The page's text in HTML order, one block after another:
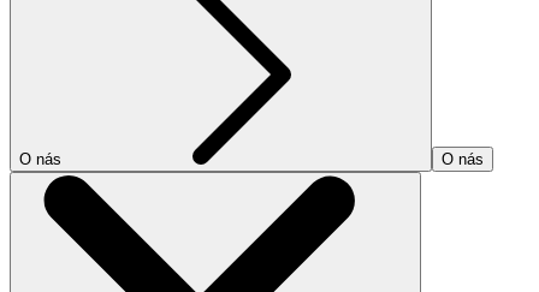
O nás O nás